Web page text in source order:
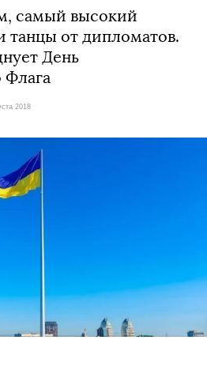
самый высокий
танцы от дипломатов.
День
Флага
2018